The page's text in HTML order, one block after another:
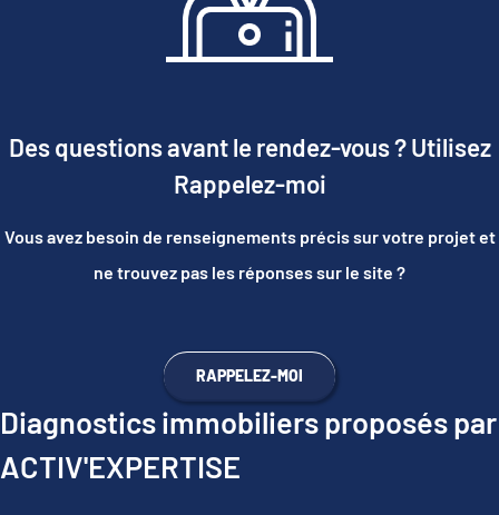
Des questions avant le rendez-vous ? Utilisez
Rappelez-moi
Vous avez besoin de renseignements précis sur votre projet et
ne trouvez pas les réponses sur le site ?
RAPPELEZ-MOI
Diagnostics immobiliers proposés par
ACTIV'EXPERTISE